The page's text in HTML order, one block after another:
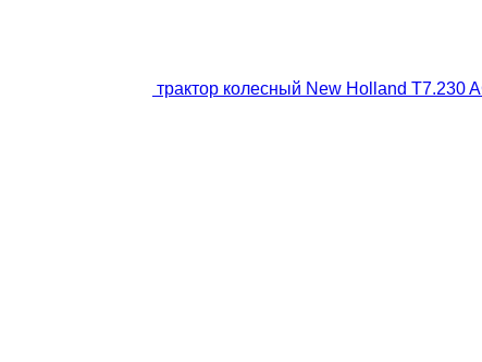
трактор колесный New Holland T7.230